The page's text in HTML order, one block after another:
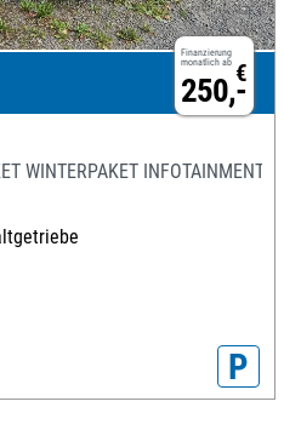
Finanzierung
monatlich ab €
250,-
WINTERPAKET INFOTAINMENT-
P